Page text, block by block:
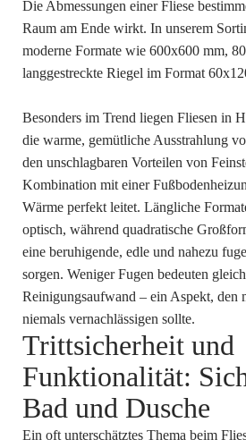
Die Abmessungen einer Fliese
Raum am Ende wirkt. In unserem
moderne Formate wie 600x600 mm,
langgestreckte Riegel im Format
Besonders im Trend liegen Fliesen in
die warme, gemütliche Ausstrahlung
den unschlagbaren Vorteilen von
Kombination mit einer
Wärme perfekt leitet. Längliche
optisch, während quadratische
eine beruhigende, edle und nahezu
sorgen. Weniger Fugen bedeuten
Reinigungsaufwand – ein Aspekt, den
niemals vernachlässigen sollte.
Trittsicherheit und
Funktionalität:
Bad und Dusche
Ein oft unterschätztes Thema beim